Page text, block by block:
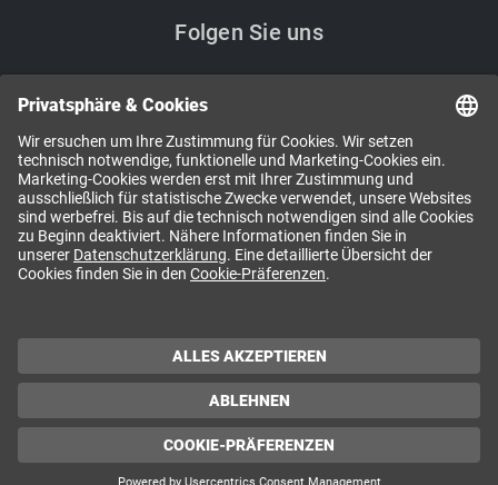
Folgen Sie uns
Kennen Sie schon unsere Newsletter?
NEWSLETTER ABONNIEREN
Impressum / Offenlegung / AGB / Copyright
Datenschutzerklärung